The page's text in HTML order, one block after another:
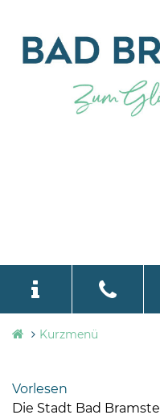
Stadtverwaltung
Bramstedt
Bleeck 15-
language
Kurzmenü
Vorlesen
Die Stadt Bad